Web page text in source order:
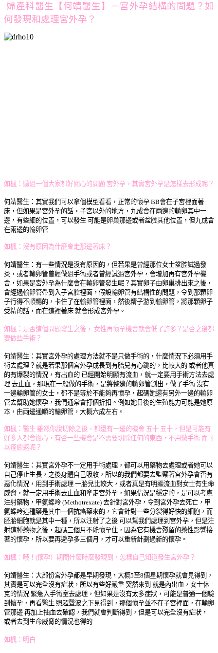
婦產科醫生【何靖醫生】－宮外孕結構的問題？如
何發現和處理宮外孕？
如楓： 聽過一個大家都好關心的問題 宮外孕，其實宮外孕是怎樣去形成呢？
何靖醫生： 其實我們可以拿個模型看看，正常的懷孕 BB會在子宮裡面著
床，但如果是宮外孕的話，子宮以外的地方，九成會在兩邊的輸卵其中一
邊，有些細的位置，可以發生 可能是卵巢那邊或者盆腔其他位置，但九成會
在兩邊的輸卵管
如楓： 沒有原因為什麼會走那邊著床？
何靖醫生： 有一些情況是沒有原因的，但若果是曾經那位女士盆腔試過發
炎，或者輸卵管曾經做過手術或者曾經試過宮外孕，會增加再有宮外孕機
會，如果是宮外孕為什麼會在輸卵管發生呢？其實卵子由卵巢排出來之後，
會經過輸卵管帶到入子宮腔裡面，假設輸卵管有結構性的問題，令到那顆卵
子行得不順暢的，卡住了在輸卵管裡面，然後精子游到輸卵管，將那顆卵子
受精的話，而在這裡著床 就會形成宮外孕。
如楓： 是否這個問題發生之後， 女性再懷孕機會就會低了許多？是否之後都
要做些手術？
何靖醫生： 其實宮外孕的處理方法就不是只做手術的，什麼情況下必須用手
術去處理？就是若果那個宮外孕成長到有胎兒有心跳的，比較大的 或者他真
的有爆裂的情況，有出血的 已經開始明顯有流血，就一定要用手術方法去處
理 去止血，那現在一般做的手術，是將整邊的輸卵管割出，做了手術 沒有
一邊輸卵管的女士，都不是等於不能夠再懷孕，起碼她還有另外一邊的輸卵
管去幫助她懷孕，我們通常會打個折扣。例如她日後的生殖能力可能是她原
本，由兩邊通順的輸卵管，大概六成左右。
如楓： 醫生 雖然你說切除之後，都還有一邊的機會 五十 五十，但是可能有
好多人都會擔心，有否一些機會是不需要切除任何的東西，不用做手術 而可
以痊癒返呢？
何靖醫生： 其實宮外孕不一定用手術處理，都可以用藥物去處理或者她可以
自己停止生長，之後身體自己吸收，所以的我們都要去監察著宮外孕會否有
惡化情況，用到手術處理 一胎兒比較大，或者真是有明顯流血對女士有生命
威脅，就一定用手術去止血和拿走宮外孕，如果情況是穩定的，是可以考慮
注射藥物，甲氨蝶呤 (Methotrexate) 去針對宮外孕，令到宮外孕去死亡，甲
氨蝶呤這種藥是其中一個抗癌藥來的，它會針對一些分裂得好快的細胞，而
胚胎細胞就是其中一種，所以注射了之後 可以幫我們處理到宮外孕，但是注
射這種藥物之後，起碼三個月不能懷孕住，因為它有機會殘留的藥性影響接
著的懷孕，所以要再避孕多三個月，才可以重新計劃過新的懷孕。
如楓： 哦！(懷孕）期間什麼時麼發現到，怎樣自己知道發生宮外孕？
何靖醫生： 大部份宮外孕都是早期發現，大概5至8個星期懷孕就會見得到，
其實是可以完全沒有症狀，所以有些好嚴重 突然來到 就是內出血，女士休
克的情況 緊急入手術室去處理，但如果是沒有太多症狀，可能是普通一個驗
到懷孕，再看醫生 照超聲波之下見得到，那個懷孕並不在子宮裡面，在輸卵
管那邊 再加上抽血去確認，我們就會判斷得到，但是可以完全沒有症狀，
或者去到生命威脅的情況也得的
如楓： 明白